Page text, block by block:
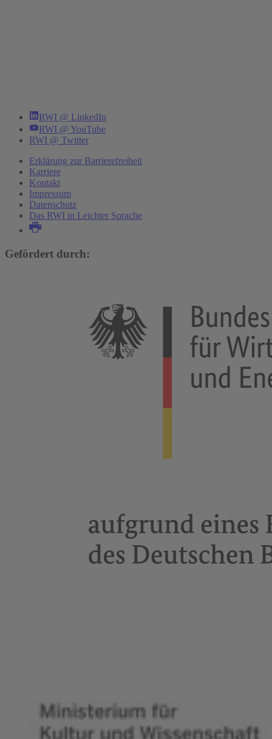
RWI @ LinkedIn
RWI @ YouTube
RWI @ Twitter
Erklärung zur Barrierefreiheit
Karriere
Kontakt
Impressum
Datenschutz
Das RWI in Leichter Sprache
Gefördert durch: